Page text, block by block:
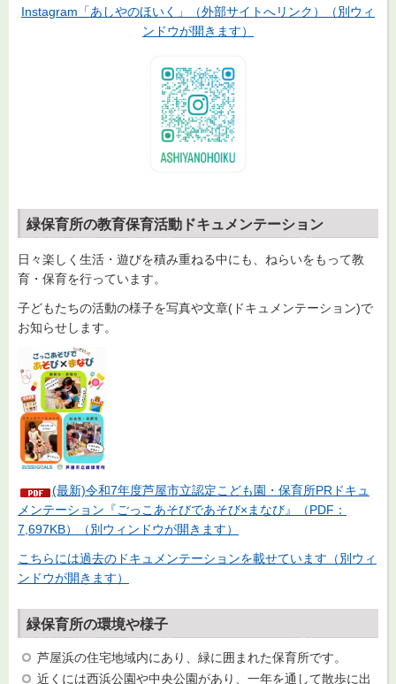
Instagram「あしやのほいく」（外部サイトへリンク）（別ウィ
ンドウが開きます）
緑保育所の教育保育活動ドキュメンテーション
日々楽しく生活・遊びを積み重ねる中にも、ねらいをもって教
育・保育を行っています。
子どもたちの活動の様子を写真や文章(ドキュメンテーション)で
お知らせします。
(最新)令和7年度芦屋市立認定こども園・保育所PRドキュ
メンテーション『ごっこあそびであそび×まなび』（PDF：
7,697KB）（別ウィンドウが開きます）
こちらには過去のドキュメンテーションを載せています（別ウィ
ンドウが開きます）
緑保育所の環境や様子
芦屋浜の住宅地域内にあり、緑に囲まれた保育所です。
近くには西浜公園や中央公園があり、一年を通して散歩に出